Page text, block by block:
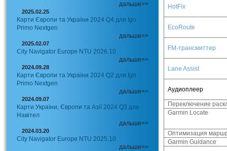
дальше>>
2025.02.25
Карти Європи та України 2024 Q4 для Igo
Primo Nextgen
дальше>>
2025.02.07
City Navigator Europe NTU 2026.10
дальше>>
2024.09.28
Карти Європи та України 2024 Q2 для Igo
Primo Nextgen
дальше>>
2024.09.07
Карти України, Європи та Азії 2024 Q3 для
Навітел
дальше>>
2024.03.20
City Navigator Europe NTU 2025.10
дальше>>
HotFix
EcoRoute
FM-трансмиттер
Lane Assist
Аудиоплеер
Переключение
Garmin Locate
Оптимизация
Garmin Guidance